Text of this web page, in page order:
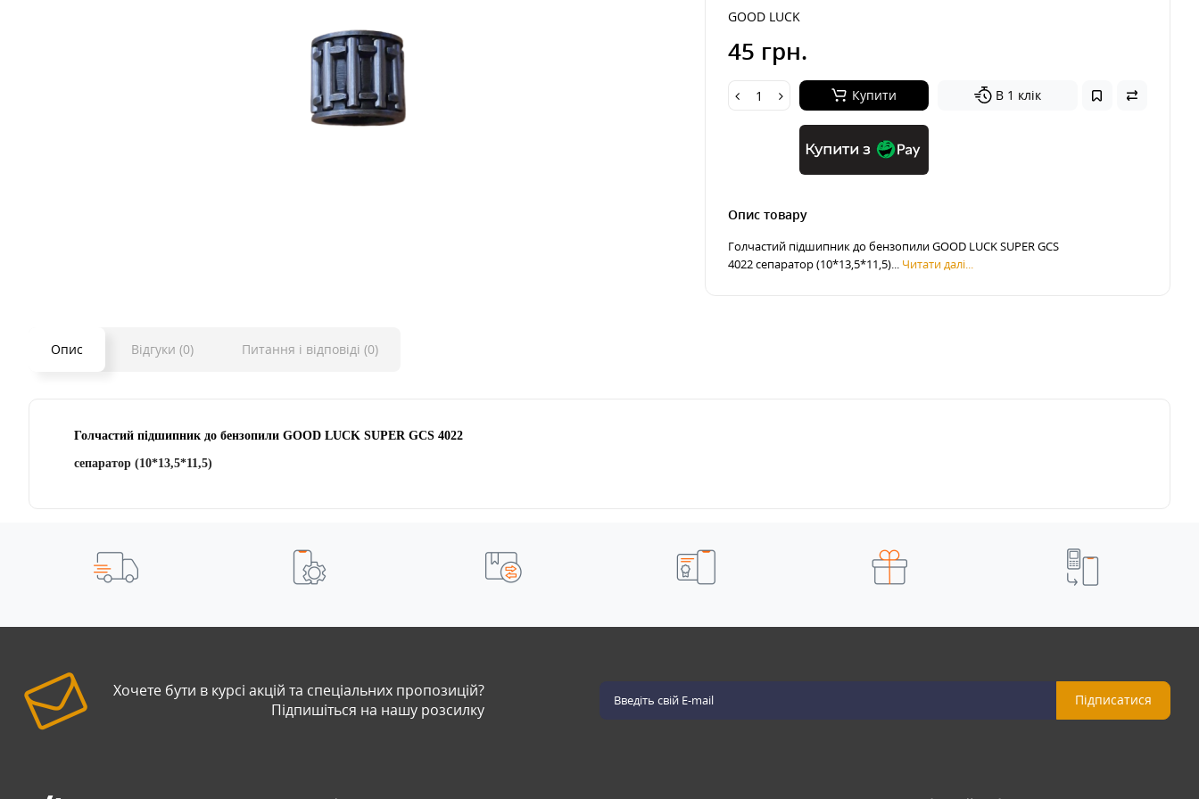
GOOD LUCK
45 грн.
Купити
Купити з
В 1 клік
Опис товару
Голчастий підшипник до бензопили GOOD LUCK SUPER GCS
4022 сепаратор (10*13,5*11,5)... Читати далі...
Опис Відгуки (0) Питання і відповіді (0)
Голчастий підшипник до бензопили GOOD LUCK SUPER GCS 4022
сепаратор (10*13,5*11,5)
Хочете бути в курсі акцій та спеціальних пропозицій?
Підпишіться на нашу розсилку
Підписатися